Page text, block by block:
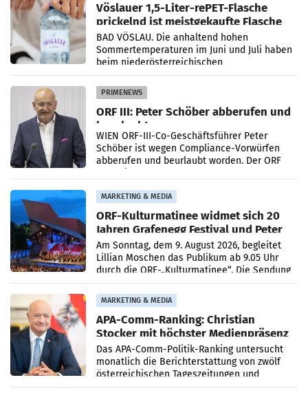
Vöslauer 1,5-Liter-rePET-Flasche
prickelnd ist meistgekaufte Flasche
Österreichs
BAD VÖSLAU. Die anhaltend hohen
Sommertemperaturen im Juni und Juli haben
beim niederösterreichischen
Getränkehersteller Vöslauer zu deutlichen
Absatzzuwächsen geführt. Während
PRIMENEWS
ORF III: Peter Schöber abberufen und
beurlaubt
WIEN ORF-III-Co-Geschäftsführer Peter
Schöber ist wegen Compliance-Vorwürfen
abberufen und beurlaubt worden. Der ORF
MARKETING & MEDIA
ORF-Kulturmatinee widmet sich 20
Jahren Grafenegg Festival und Peter
Simonischek
Am Sonntag, dem 9. August 2026, begleitet
Lillian Moschen das Publikum ab 9.05 Uhr
durch die ORF-„Kulturmatinee“. Die Sendung
startet mit der Dokumentation „20 Jahre
Grafenegg
MARKETING & MEDIA
APA-Comm-Ranking: Christian
Stocker mit höchster Medienpräsenz
im Juli
Das APA-Comm-Politik-Ranking untersucht
monatlich die Berichterstattung von zwölf
österreichischen Tageszeitungen und
analysiert, welche Politikerinnen und